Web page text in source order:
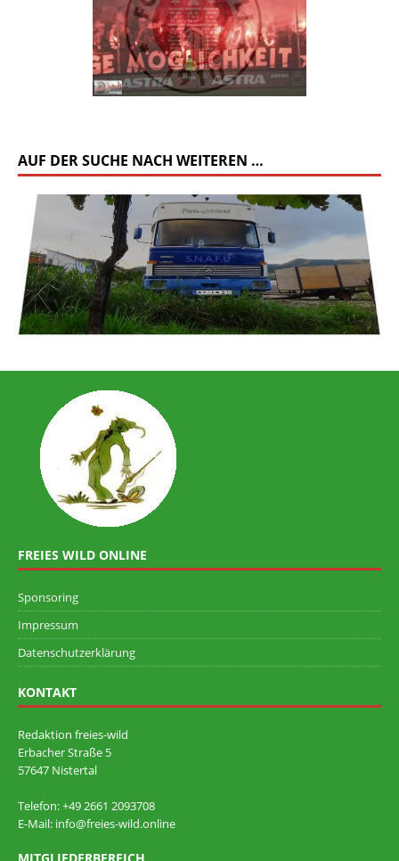
AUF DER SUCHE NACH WEITEREN …
FREIES WILD ONLINE
Sponsoring
Impressum
Datenschutzerklärung
KONTAKT
Redaktion freies-wild
Erbacher Straße 5
57647 Nistertal
Telefon: +49 ‭2661 2093708
E-Mail: info@freies-wild.online